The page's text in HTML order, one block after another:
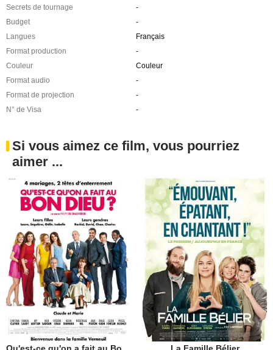
Secrets de tournage
-
Budget
-
Langues
Français
Format production
-
Couleur
Couleur
Format audio
-
Format de projection
-
N° de Visa
-
Si vous aimez ce film, vous pourriez
aimer ...
La Famille Bélier